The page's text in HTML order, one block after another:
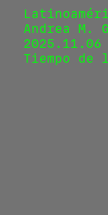
Andrea M.
2025.11.06
Tiempo de